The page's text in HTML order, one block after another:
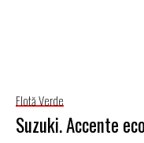
Flotă Verde
Suzuki. Accente eco